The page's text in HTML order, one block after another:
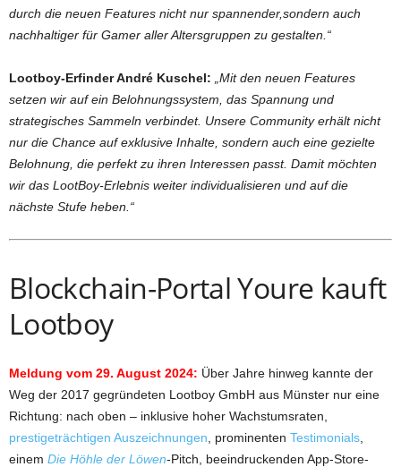
durch die neuen Features nicht nur spannender,sondern auch
nachhaltiger für Gamer aller Altersgruppen zu gestalten.“
Lootboy-Erfinder André Kuschel: „Mit den neuen Features
setzen wir auf ein Belohnungssystem, das Spannung und
strategisches Sammeln verbindet. Unsere Community erhält nicht
nur die Chance auf exklusive Inhalte, sondern auch eine gezielte
Belohnung, die perfekt zu ihren Interessen passt. Damit möchten
wir das LootBoy-Erlebnis weiter individualisieren und auf die
nächste Stufe heben.“
Blockchain-Portal Youre kauft
Lootboy
Meldung vom 29. August 2024: Über Jahre hinweg kannte der
Weg der 2017 gegründeten Lootboy GmbH aus Münster nur eine
Richtung: nach oben – inklusive hoher Wachstumsraten,
prestigeträchtigen Auszeichnungen , prominenten Testimonials
einem Die Höhle der Löwen-Pitch, beeindruckenden App-Store-